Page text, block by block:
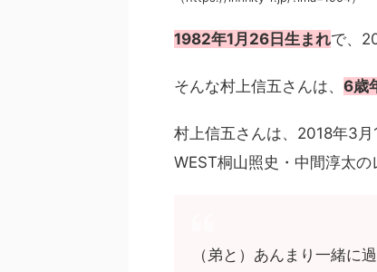
1982年1月26日生まれで、
そんな村上信五さんは、 6歳
村上信五さんは、2018年3
WEST桐山照史・中間淳太の
（弟と）あんまり一緒に